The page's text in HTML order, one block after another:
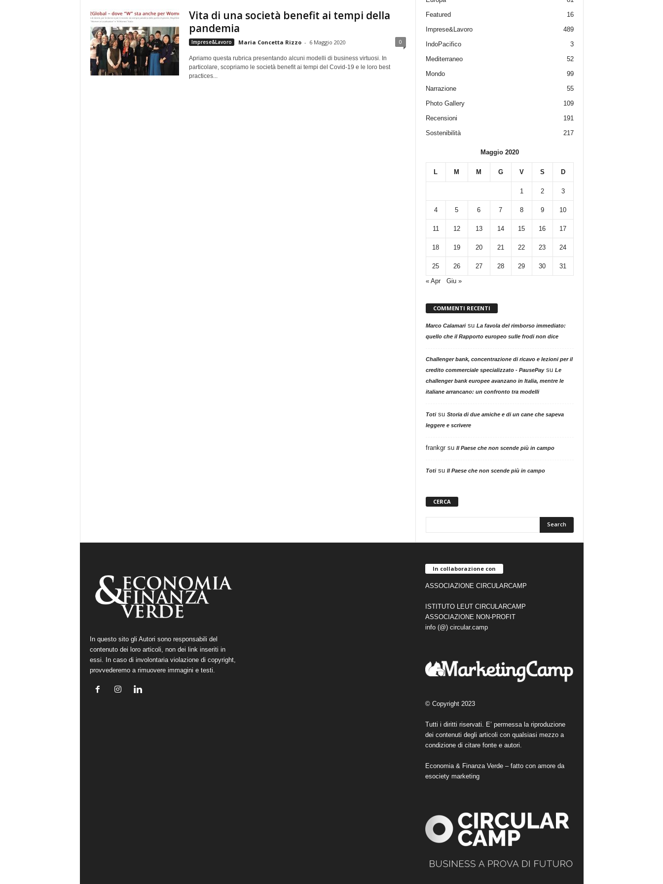
Vita di una società benefit ai tempi della
pandemia
Imprese&Lavoro Maria Concetta Rizzo - 6 Maggio 2020 0
Apriamo questa rubrica presentando alcuni modelli di business virtuosi. In
particolare, scopriamo le società benefit ai tempi del Covid-19 e le loro best
practices...
Featured
16
Imprese&Lavoro
489
IndoPacifico
3
Mediterraneo
52
Mondo
99
Narrazione
55
Photo Gallery
109
Recensioni
191
Sostenibilità
217
Maggio 2020
L M M G V S D
1 2 3
4 5 6 7 8 9 10
11 12 13 14 15 16 17
18 19 20 21 22 23 24
25 26 27 28 29 30
31
« Apr
Giu »
COMMENTI RECENTI
Marco Calamarisu La favola del rimborso immediato:
quello che il Rapporto europeo sulle frodi non dice
Challenger bank, concentrazione di ricavo e lezioni per il
credito commerciale specializzato - PausePaysu Le
challenger bank europee avanzano in Italia, mentre le
italiane arrancano: un confronto tra modelli
Totisu Storia di due amiche e di un cane che sapeva
leggere e scrivere
frankgrsu Il Paese che non scende più in campo
Totisu Il Paese che non scende più in campo
CERCA
In questo sito gli Autori sono responsabili del
contenuto dei loro articoli, non dei link inseriti in
essi. In caso di involontaria violazione di copyright,
provvederemo a rimuovere immagini e testi.
In collaborazione con
ASSOCIAZIONE CIRCULARCAMP
ISTITUTO LEUT CIRCULARCAMP
ASSOCIAZIONE NON-PROFIT
info (@) circular.camp
© Copyright 2023
Tutti i diritti riservati. E’ permessa la riproduzione
dei contenuti degli articoli con qualsiasi mezzo a
condizione di citare fonte e autori.
Economia & Finanza Verde – fatto con amore da
esociety marketing